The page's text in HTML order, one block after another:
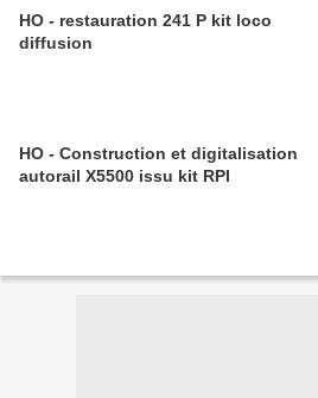
HO - restauration 241 P kit loco
diffusion
HO - Construction et digitalisation
autorail X5500 issu kit RPI